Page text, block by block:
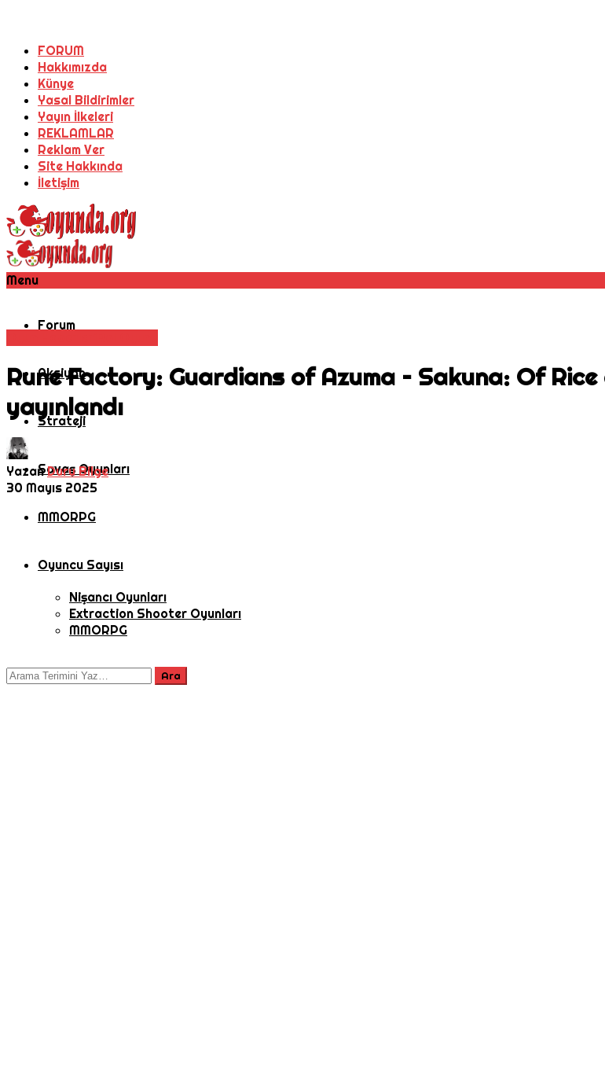
FORUM
Hakkımızda
Künye
Yasal Bildirimler
Yayın İlkeleri
REKLAMLAR
Reklam Ver
Site Hakkında
İletişim
Menu
Forum
Aksiyon
Strateji
Savaş Oyunları
MMORPG
Oyuncu Sayısı
Nişancı Oyunları
Extraction Shooter Oyunları
MMORPG
Rune Factory: Guardians of Azuma – Sakuna: Of
yayınlandı
YazanDuru Bilge
30 Mayıs 2025